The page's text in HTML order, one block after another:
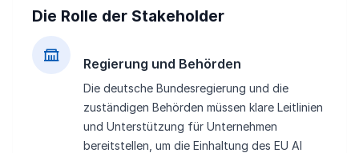
Die Rolle der Stakeholder
Regierung und Behörden
Die deutsche Bundesregierung und die
zuständigen Behörden müssen klare Leitlinien
und Unterstützung für Unternehmen
bereitstellen, um die Einhaltung des EU AI